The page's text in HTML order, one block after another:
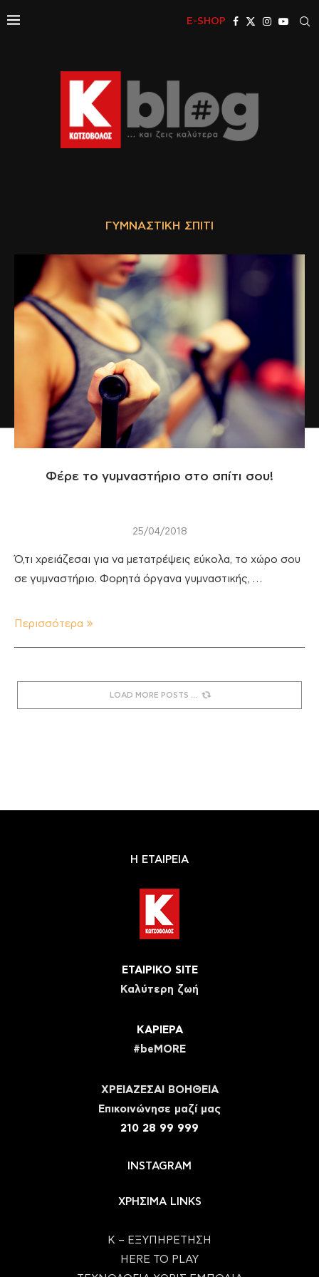
E-SHOP
ΓΥΜΝΑΣΤΙΚΉ ΣΠΊΤΙ
Φέρε το γυμναστήριο στο σπίτι σου!
25/04/2018
Ό,τι χρειάζεσαι για να μετατρέψεις εύκολα, το χώρο σου
σε γυμναστήριο. Φορητά όργανα γυμναστικής, …
Περισσότερα
LOAD MORE POSTS
Η ΕΤΑΙΡΕΙΑ
ΕΤΑΙΡΙΚΟ SITE
Καλύτερη ζωή
ΚΑΡΙΕΡΑ
#beMORE
ΧΡΕΙΑΖΕΣΑΙ ΒΟΗΘΕΙΑ
Eπικοινώνησε μαζί μας
210 28 99 999
INSTAGRAM
ΧΡΗΣΙΜΑ LINKS
Κ – ΕΞΥΠΗΡΕΤΗΣΗ
HERE TO PLAY